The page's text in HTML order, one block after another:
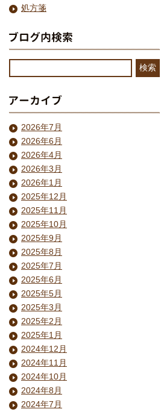
処方箋
2026年7月
2026年6月
2026年4月
2026年3月
2026年1月
2025年12月
2025年11月
2025年10月
2025年9月
2025年8月
2025年7月
2025年6月
2025年5月
2025年3月
2025年2月
2025年1月
2024年12月
2024年11月
2024年10月
2024年8月
2024年7月